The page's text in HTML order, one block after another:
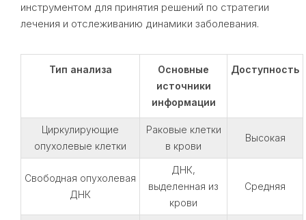
инструментом для принятия решений по стратегии
лечения и отслеживанию динамики заболевания.
Тип анализа
Основные
источники
информации
Доступность
Циркулирующие
опухолевые клетки
Раковые клетки
в крови
Высокая
Свободная опухолевая
ДНК
ДНК,
выделенная из
крови
Средняя